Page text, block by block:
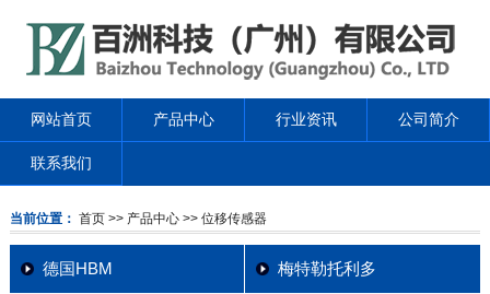
网站首页 产品中心 行业资讯 公司简介
联系我们
当前位置： 首页 >> 产品中心>> 位移传感器
德国HBM 梅特勒托利多